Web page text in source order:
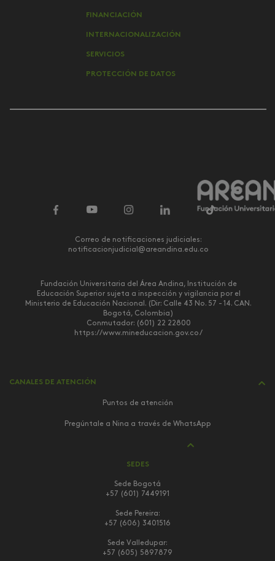
FINANCIACIÓN
INTERNACIONALIZACIÓN
SERVICIOS
PROTECCIÓN DE DATOS
Correo de notificaciones judiciales:
notificacionjudicial@areandina.edu.co
Fundación Universitaria del Área Andina, Institución de
Educación Superior sujeta a inspección y vigilancia por el
Ministerio de Educación Nacional. (Dir: Calle 43 No. 57 - 14. CAN.
Bogotá, Colombia)
Conmutador: (601) 22 22800
https://www.mineducacion.gov.co/
CANALES DE ATENCIÓN
Puntos de atención
Pregúntale a Nina a través de WhatsApp
SEDES
Sede Bogotá
+57 (601) 7449191
Sede Pereira:
+57 (606) 3401516
Sede Valledupar:
+57 (605) 5897879